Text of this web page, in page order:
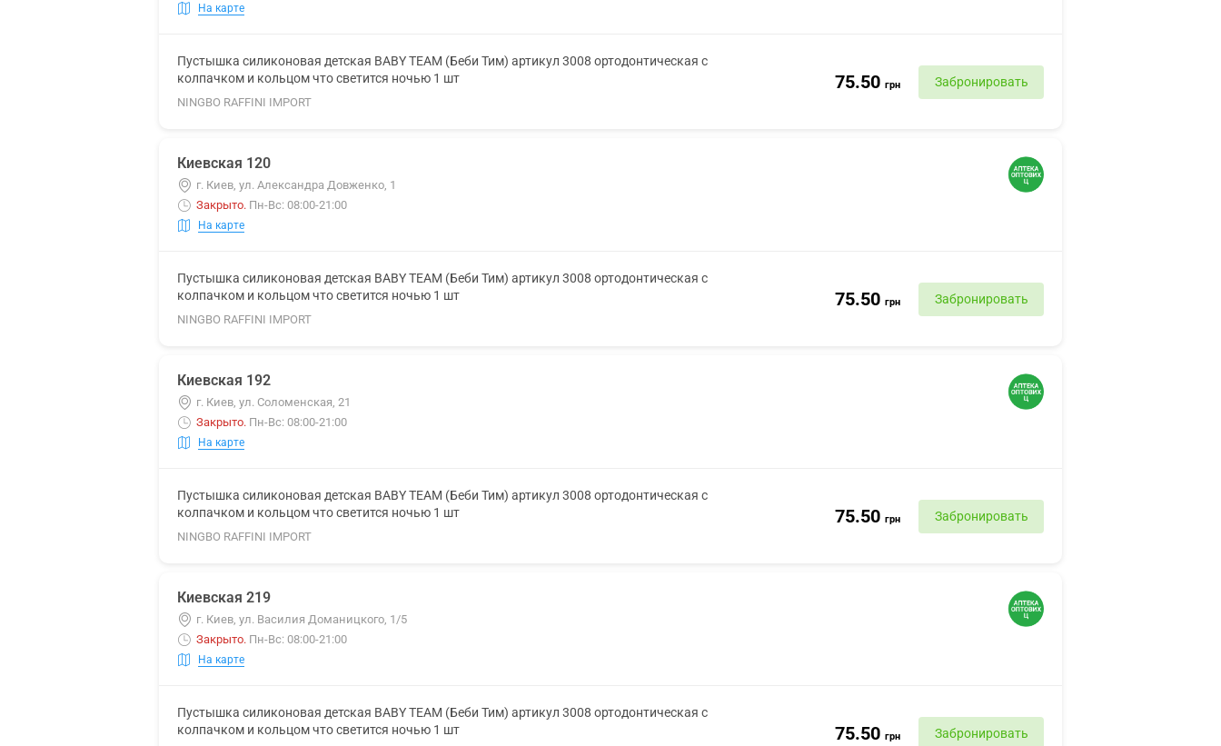
На карте
Пустышка силиконовая детская BABY TEAM (Беби Тим) артикул 3008 ортодонтическая с
колпачком и кольцом что светится ночью 1 шт
NINGBO RAFFINI IMPORT
75.50 грн Забронировать
Киевская 120
г. Киев, ул. Александра Довженко, 1
Закрыто. Пн-Вс: 08:00-21:00
На карте
Пустышка силиконовая детская BABY TEAM (Беби Тим) артикул 3008 ортодонтическая с
колпачком и кольцом что светится ночью 1 шт
NINGBO RAFFINI IMPORT
75.50 грн Забронировать
Киевская 192
г. Киев, ул. Соломенская, 21
Закрыто. Пн-Вс: 08:00-21:00
На карте
Пустышка силиконовая детская BABY TEAM (Беби Тим) артикул 3008 ортодонтическая с
колпачком и кольцом что светится ночью 1 шт
NINGBO RAFFINI IMPORT
75.50 грн Забронировать
Киевская 219
г. Киев, ул. Василия Доманицкого, 1/5
Закрыто. Пн-Вс: 08:00-21:00
На карте
Пустышка силиконовая детская BABY TEAM (Беби Тим) артикул 3008 ортодонтическая с
колпачком и кольцом что светится ночью 1 шт
75.50 грн Забронировать